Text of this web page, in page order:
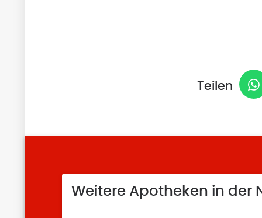
Teilen
Weitere Apotheken in der